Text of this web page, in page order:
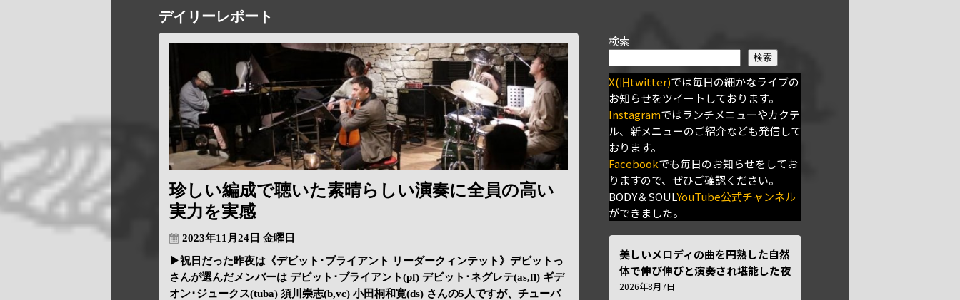
デイリーレポート
珍しい編成で聴いた素晴らしい演奏に全員の高い
実力を実感
2023年11月24日 金曜日
▶祝日だった昨夜は《デビット･ブライアント リーダークィンテット》デビットっ
さんが選んだメンバーは デビット･ブライアント(pf) デビット･ネグレテ(as,fl) ギデ
オン･ジュークス(tuba) 須川崇志(b,vc) 小田桐和寛(ds) さんの5人ですが、チューバ
検索
検索
X(旧twitter)では毎日の細かなライブの
お知らせをツイートしております。
Instagramではランチメニューやカクテ
ル、新メニューのご紹介なども発信して
おります。
Facebookでも毎日のお知らせをしてお
りますので、ぜひご確認ください。
BODY＆SOULYouTube公式チャンネル
ができました。
美しいメロディの曲を円熟した自然
体で伸び伸びと演奏され堪能した夜
2026年8月7日